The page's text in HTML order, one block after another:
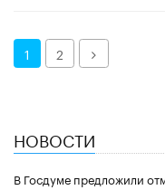
1 2 Далее
НОВОСТИ
В Госдуме предложили